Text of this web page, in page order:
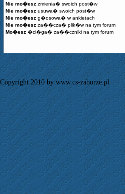
Nie mo�esz zmienia� swoich post�w
Nie mo�esz usuwa� swoich post�w
Nie mo�esz g�osowa� w ankietach
Nie mo�esz za��cza� plik�w na tym forum
Mo�esz �ci�ga� za��czniki na tym forum
Copyright 2010 by www.cs-zaborze.pl